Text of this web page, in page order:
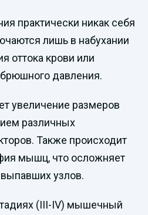
практически никак себя
лишь в набухании
оттока крови или
давления.
увеличение размеров
различных
Также происходит
мышц, что осложняет
узлов.
(III-IV) мышечный